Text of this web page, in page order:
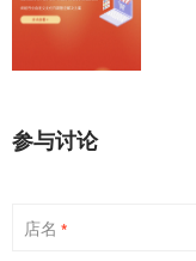
参与讨论
店名 *